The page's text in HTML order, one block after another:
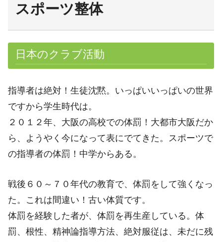
スポーツ整体
日本のクラブ活動
指導者は絶対！生徒沈黙。いっぱいいっぱいの世界
ですから学生時代は。
２０１２年、大阪の高校での体罰！大都市大阪だか
ら、ようやく今になって表にでてきた。スポーツで
の指導者の体罰！中学からある。
戦後６０～７０年代の教育で、体罰をして強くなっ
た。これは間違い！古い体質です。
体罰を経験した者が、体罰を再生産している。体
罰、根性、精神論指導方法、絶対服従は、未だに残